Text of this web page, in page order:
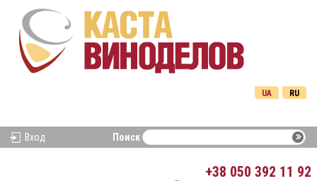
RU
UA
Вход Поиск
+38 050 392 11 92